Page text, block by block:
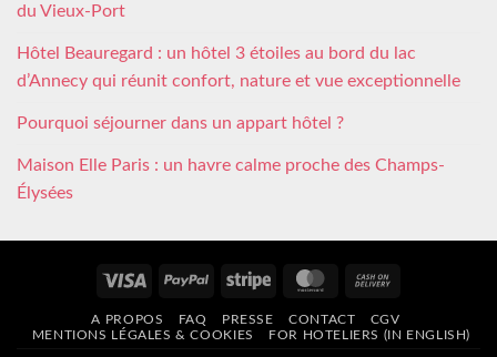
du Vieux-Port
Hôtel Beauregard : un hôtel 3 étoiles au bord du lac
d’Annecy qui réunit confort, nature et vue exceptionnelle
Pourquoi séjourner dans un appart hôtel ?
Maison Elle Paris : un havre calme proche des Champs-
Élysées
Visa PayPal Stripe MasterCard
Delivery
A PROPOS FAQ PRESSE CONTACT
CGV
MENTIONS LÉGALES & COOKIES
FOR HOTELIERS (IN ENGLISH)